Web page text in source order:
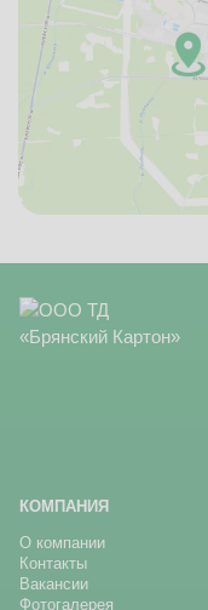
КОМПАНИЯ
О компании
Контакты
Вакансии
Фотогалерея